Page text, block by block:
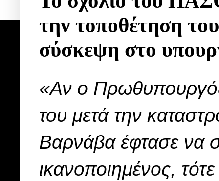
την τοποθέτηση
σύσκεψη στο
«Αν ο
του μετά την
Βαρνάβα έφτασε να
ικανοποιημένος,